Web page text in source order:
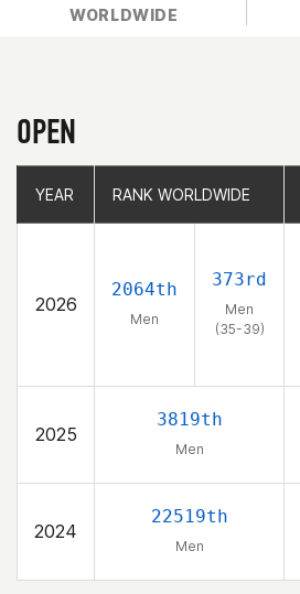
WORLDWIDE
OPEN
YEAR RANK WORLDWIDE
2026
2064th
Men
373rd
Men
(35-39)
2025
3819th
Men
2024
22519th
Men
YEAR RANK WORLDWIDE